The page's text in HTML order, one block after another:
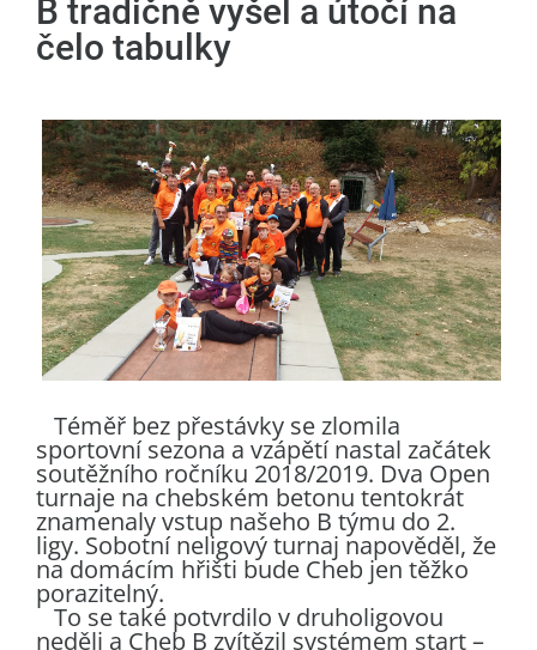
B tradičně vyšel a útočí na
čelo tabulky
Téměř bez přestávky se zlomila
sportovní sezona a vzápětí nastal začátek
soutěžního ročníku 2018/2019. Dva Open
turnaje na chebském betonu tentokrát
znamenaly vstup našeho B týmu do 2.
ligy. Sobotní neligový turnaj napověděl, že
na domácím hřišti bude Cheb jen těžko
porazitelný.
To se také potvrdilo v druholigovou
neděli a Cheb B zvítězil systémem start –